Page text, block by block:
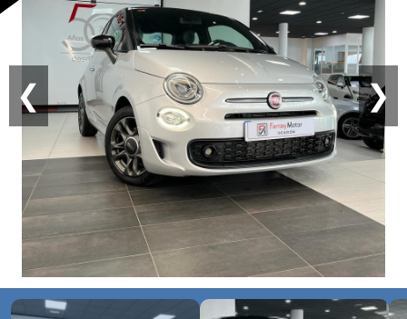
❮ ❯